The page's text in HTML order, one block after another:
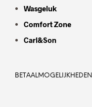
Wasgeluk
Comfort Zone
Carl&Son
BETAALMOGELIJKHEDEN